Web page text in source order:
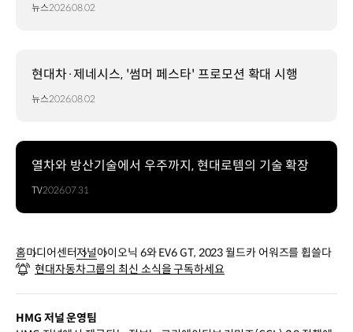
뉴스2026.08.02
현대차·제네시스, '썸머 페스타' 프로모션 확대 시행
뉴스2026.08.02
열차와 방산기술에서 우주까지, 현대로템의 기술 확장
TV2026.07.31
홈미디어센터저널아이오닉 6와 EV6 GT, 2023 월드카 어워즈를 휩쓸다
현대자동차그룹의 최신 소식을 구독하세요
HMG 저널 운영팀